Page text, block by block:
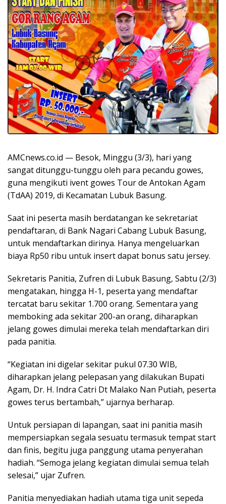
AMCnews.co.id — Besok, Minggu (3/3), hari yang
sangat ditunggu-tunggu oleh para pecandu gowes,
guna mengikuti ivent gowes Tour de Antokan Agam
(TdAA) 2019, di Kecamatan Lubuk Basung.
Saat ini peserta masih berdatangan ke sekretariat
pendaftaran, di Bank Nagari Cabang Lubuk Basung,
untuk mendaftarkan dirinya. Hanya mengeluarkan
biaya Rp50 ribu untuk insert dapat bonus satu jersey.
Sekretaris Panitia, Zufren di Lubuk Basung, Sabtu (2/3)
mengatakan, hingga H-1, peserta yang mendaftar
tercatat baru sekitar 1.700 orang. Sementara yang
memboking ada sekitar 200-an orang, diharapkan
jelang gowes dimulai mereka telah mendaftarkan diri
pada panitia.
“Kegiatan ini digelar sekitar pukul 07.30 WIB,
diharapkan jelang pelepasan yang dilakukan Bupati
Agam, Dr. H. Indra Catri Dt Malako Nan Putiah, peserta
gowes terus bertambah,” ujarnya berharap.
Untuk persiapan di lapangan, saat ini panitia masih
mempersiapkan segala sesuatu termasuk tempat start
dan finis, begitu juga panggung utama penyerahan
hadiah. “Semoga jelang kegiatan dimulai semua telah
selesai,” ujar Zufren.
Panitia menyediakan hadiah utama tiga unit sepeda